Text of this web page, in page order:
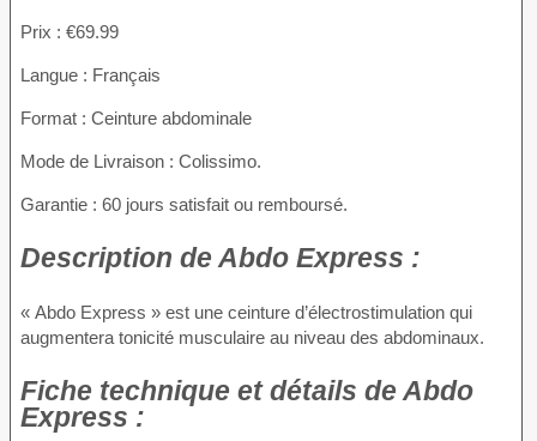
Prix : €69.99
Langue : Français
Format : Ceinture abdominale
Mode de Livraison : Colissimo.
Garantie : 60 jours satisfait ou remboursé.
Description de Abdo Express :
« Abdo Express » est une ceinture d’électrostimulation qui
augmentera tonicité musculaire au niveau des abdominaux.
Fiche technique et détails de Abdo
Express :